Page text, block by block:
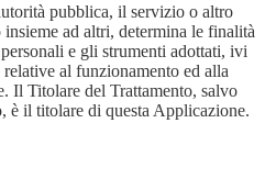
pubblica, il servizio o altro
ad altri, determina le finalità
e gli strumenti adottati, ivi
al funzionamento ed alla
Il Titolare del Trattamento, salvo
è il titolare di questa Applicazione.